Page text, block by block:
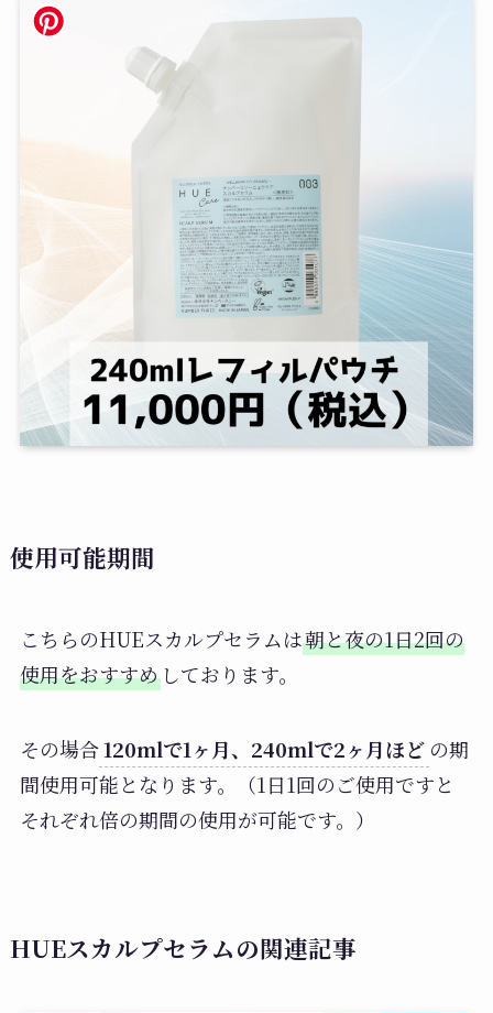
使用可能期間
こちらのHUEスカルプセラムは朝と夜の1日2回の
使用をおすすめしております。
その場合120mlで1ヶ月、240mlで2ヶ月ほど の期
間使用可能となります。（1日1回のご使用ですと
それぞれ倍の期間の使用が可能です。）
HUEスカルプセラムの関連記事